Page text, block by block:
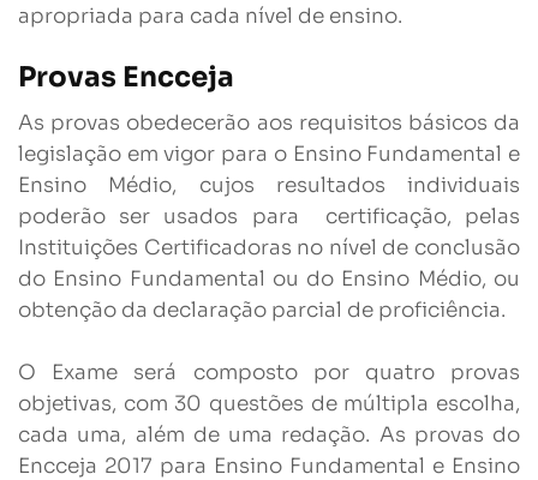
apropriada para cada nível de ensino.
Provas Encceja
As provas obedecerão aos requisitos básicos da
legislação em vigor para o Ensino Fundamental e
Ensino Médio, cujos resultados individuais
poderão ser usados para certificação, pelas
Instituições Certificadoras no nível de conclusão
do Ensino Fundamental ou do Ensino Médio, ou
obtenção da declaração parcial de proficiência.
O Exame será composto por quatro provas
objetivas, com 30 questões de múltipla escolha,
cada uma, além de uma redação. As provas do
Encceja 2017 para Ensino Fundamental e Ensino